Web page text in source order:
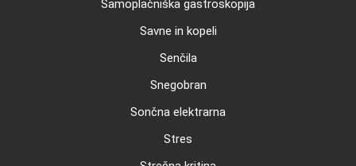
Samoplačniška gastroskopija
Savne in kopeli
Senčila
Snegobran
Sončna elektrarna
Stres